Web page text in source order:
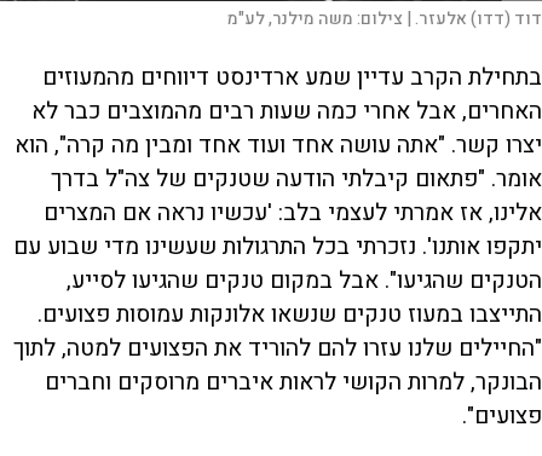
דוד (דדו) אלעזר. | צילום:משה מילנר, לע"מ
בתחילת הקרב עדיין שמע ארדינסט דיווחים מהמעוזים
האחרים, אבל אחרי כמה שעות רבים מהמוצבים כבר לא
יצרו קשר. "אתה עושה אחד ועוד אחד ומבין מה קרה", הוא
אומר. "פתאום קיבלתי הודעה שטנקים של צה"ל בדרך
אלינו, אז אמרתי לעצמי בלב: 'עכשיו נראה אם המצרים
יתקפו אותנו'. נזכרתי בכל התרגולות שעשינו מדי שבוע עם
הטנקים שהגיעו". אבל במקום טנקים שהגיעו לסייע,
התייצבו במעוז טנקים שנשאו אלונקות עמוסות פצועים.
"החיילים שלנו עזרו להם להוריד את הפצועים למטה, לתוך
הבונקר, למרות הקושי לראות איברים מרוסקים וחברים
פצועים".